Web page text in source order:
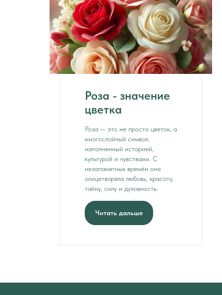
Роза - значение
цветка
Роза — это не просто цветок, а
многослойный символ,
наполненный историей,
культурой и чувствами. С
незапамятных времён она
олицетворяла любовь, красоту,
тайну, силу и духовность.
Читать дальше